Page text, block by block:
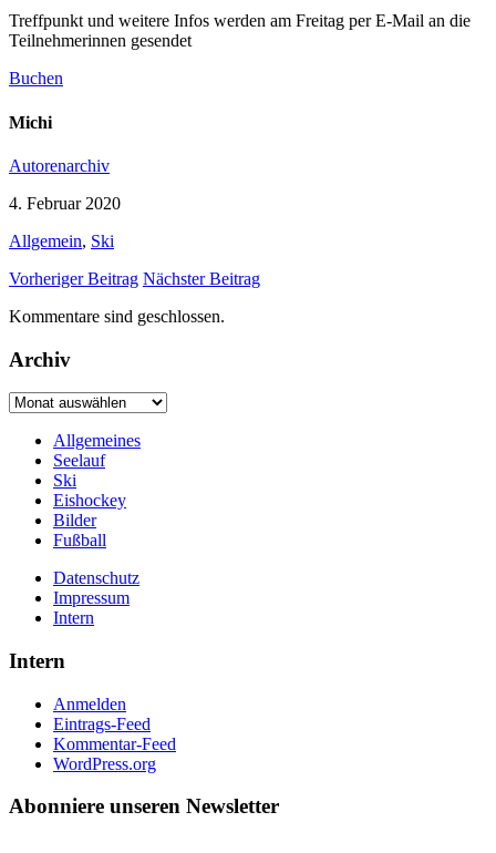
Treffpunkt und weitere Infos werden am Freitag per E-Mail an die
Teilnehmerinnen gesendet
Buchen
Michi
Autorenarchiv
4. Februar 2020
Allgemein, Ski
Vorheriger Beitrag Nächster Beitrag
Kommentare sind geschlossen.
Archiv
Archiv
Allgemeines
Seelauf
Ski
Eishockey
Bilder
Fußball
Datenschutz
Impressum
Intern
Intern
Anmelden
Eintrags-Feed
Kommentar-Feed
WordPress.org
Abonniere unseren Newsletter